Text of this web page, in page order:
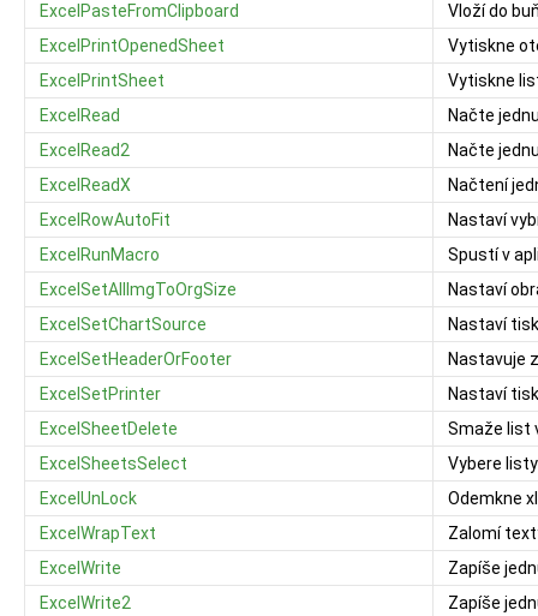
ExcelPasteFromClipboard
Vloží do
ExcelPrintOpenedSheet
Vytiskne
ExcelPrintSheet
Vytiskne
ExcelRead
Načte
ExcelRead2
Načte
ExcelReadX
Načtení
ExcelRowAutoFit
Nastaví
ExcelRunMacro
Spustí v
ExcelSetAllImgToOrgSize
Nastaví
ExcelSetChartSource
Nastaví
ExcelSetHeaderOrFooter
Nastavuje
ExcelSetPrinter
Nastaví
ExcelSheetDelete
Smaže list
ExcelSheetsSelect
Vybere
ExcelUnLock
Odemkne
ExcelWrapText
Zalomí
ExcelWrite
Zapíše
ExcelWrite2
Zapíše